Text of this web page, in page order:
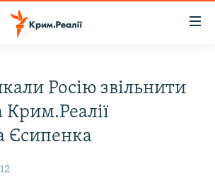
Росію звільнити
Крим.Реалії
Єсипенка